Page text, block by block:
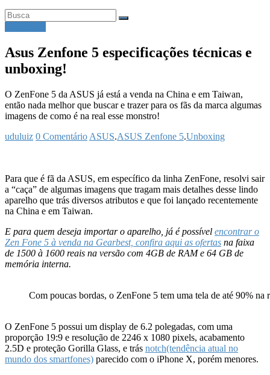
Asus Zenfone 5 especificações técnicas e
unboxing!
O ZenFone 5 da ASUS já está a venda na China e em Taiwan,
então nada melhor que buscar e trazer para os fãs da marca algumas
imagens de como é na real esse monstro!
uduluiz 0 Comentário ASUS.ASUS Zenfone 5.Unboxing
Para que é fã da ASUS, em específico da linha ZenFone, resolvi sair
a “caça” de algumas imagens que tragam mais detalhes desse lindo
aparelho que trás diversos atributos e que foi lançado recentemente
na China e em Taiwan.
E para quem deseja importar o aparelho, já é possível encontrar o
Zen Fone 5 à venda na Gearbest, confira aqui as ofertas na faixa
de 1500 à 1600 reais na versão com 4GB de RAM e 64 GB de
memória interna.
Com poucas bordas, o ZenFone 5 tem uma tela de até 90% na
O ZenFone 5 possui um display de 6.2 polegadas, com uma
proporção 19:9 e resolução de 2246 x 1080 pixels, acabamento
2.5D e proteção Gorilla Glass, e trás notch(tendência atual no
mundo dos smartfones) parecido com o iPhone X, porém menores.